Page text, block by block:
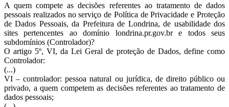
A quem compete as decisões referentes ao tratamento de dados
pessoais realizados no serviço de Política de Privacidade e Proteção
de Dados Pessoais, da Prefeitura de Londrina, de usabilidade dos
sites pertencentes ao domínio londrina.pr.gov.br e todos seus
subdomínios (Controlador)?
O artigo 5º, VI, da Lei Geral de proteção de Dados, define como
Controlador:
(...)
VI – controlador: pessoa natural ou jurídica, de direito público ou
privado, a quem competem as decisões referentes ao tratamento de
dados pessoais;